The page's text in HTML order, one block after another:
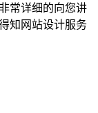
常详细的向您讲
知网站设计服务